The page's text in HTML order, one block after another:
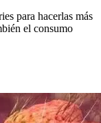
para hacerlas más
el consumo